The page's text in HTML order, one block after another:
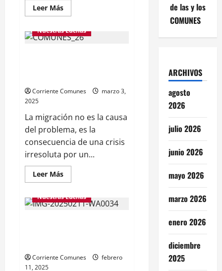
Leer MásLeer
más
8M:
LAS
Documentos
Nuestras Luchas
Corriente Comunes
marzo 3,
2025
La migración no es la causa
del problema, es la
consecuencia de una crisis
irresoluta por un...
Leer MásLeer
más
MIGRANTES
VENEZOLANOS:
OTRA
Nuestras Luchas
Corriente Comunes
febrero
11, 2025
de las y los
COMUNES
ARCHIVOS
agosto
2026
julio 2026
junio 2026
mayo 2026
marzo 2026
enero 2026
diciembre
2025